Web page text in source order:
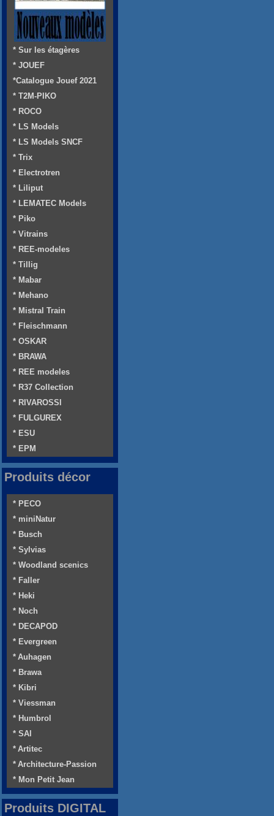
* Sur les étagères
* JOUEF
*Catalogue Jouef 2021
* T2M-PIKO
* ROCO
* LS Models
* LS Models SNCF
* Trix
* Electrotren
* Liliput
* LEMATEC Models
* Piko
* Vitrains
* REE-modeles
* Tillig
* Mabar
* Mehano
* Mistral Train
* Fleischmann
* OSKAR
* BRAWA
* REE modeles
* R37 Collection
* RIVAROSSI
* FULGUREX
* ESU
* EPM
Produits décor
* PECO
* miniNatur
* Busch
* Sylvias
* Woodland scenics
* Faller
* Heki
* Noch
* DECAPOD
* Evergreen
* Auhagen
* Brawa
* Kibri
* Viessman
* Humbrol
* SAI
* Artitec
* Architecture-Passion
* Mon Petit Jean
Produits DIGITAL